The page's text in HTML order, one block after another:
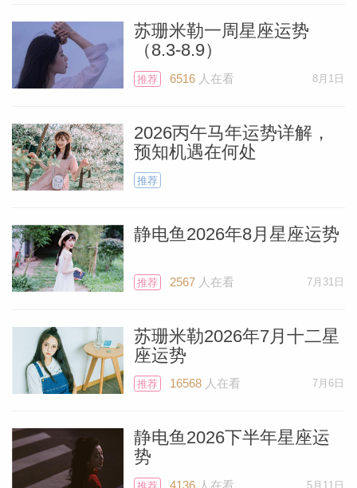
Miller）
苏珊米勒一周星座运势
（8.3-8.9）
推荐 6516人在看 8月1日
2026丙午马年运势详解，
预知机遇在何处
推荐
静电鱼2026年8月星座运势
推荐 2567人在看 7月31日
苏珊米勒2026年7月十二星
座运势
推荐 16568人在看 7月6日
静电鱼2026下半年星座运
势
5月11日